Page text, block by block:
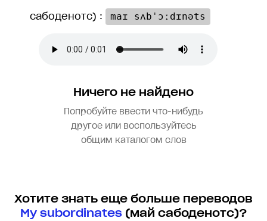
сабоденотс) :
maɪ sʌbˈɔːdɪnəts
Ничего не найдено
Попробуйте ввести что-нибудь
другое или воспользуйтесь
общим каталогом слов
Хотите знать еще больше переводов
My subordinates(май сабоденотс)?